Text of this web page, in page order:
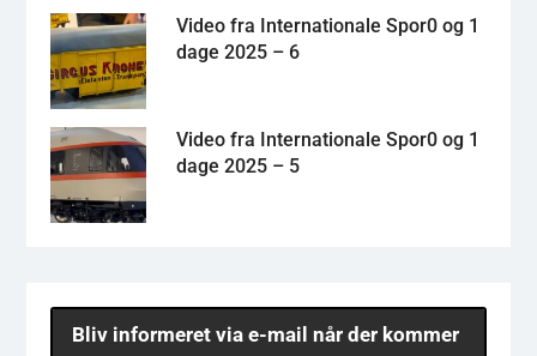
Video fra Internationale Spor0 og 1
dage 2025 – 6
Video fra Internationale Spor0 og 1
dage 2025 – 5
Bliv informeret via e-mail når der kommer